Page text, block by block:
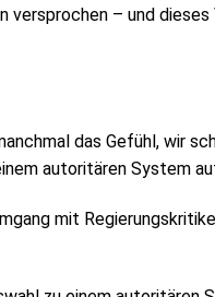
versprochen – und
das Gefühl, wir
autoritären System
mit